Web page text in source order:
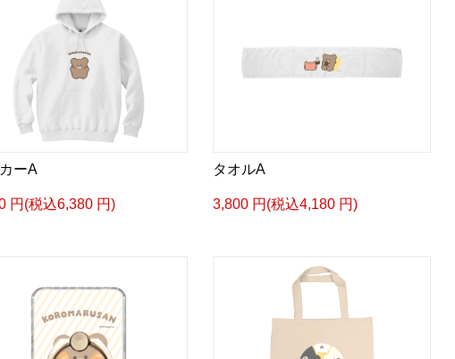
ーA
円(税込6,380 円)
タオルA
3,800 円(税込4,180 円)